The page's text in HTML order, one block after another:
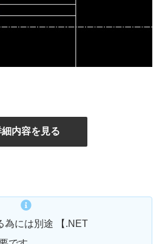
細内容を見る
為には別途 【.NET